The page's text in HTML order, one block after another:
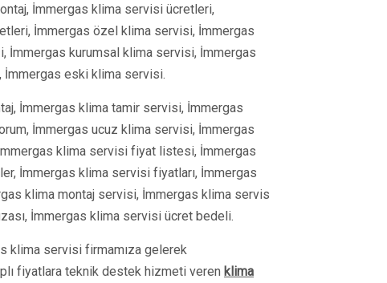
İmmergas klima servisi ücretleri,
İmmergas özel klima servisi, İmmergas
İmmergas kurumsal klima servisi, İmmergas
İmmergas eski klima servisi.
İmmergas klima tamir servisi, İmmergas
İmmergas ucuz klima servisi, İmmergas
klima servisi fiyat listesi, İmmergas
İmmergas klima servisi fiyatları, İmmergas
klima montaj servisi, İmmergas klima servis
İmmergas klima servisi ücret bedeli.
klima servisi firmamıza gelerek
fiyatlara teknik destek hizmeti veren klima